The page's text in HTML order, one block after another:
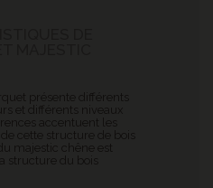
présente différents
et différents niveaux
accentuent les
cette structure de bois
majestic chêne est
structure du bois